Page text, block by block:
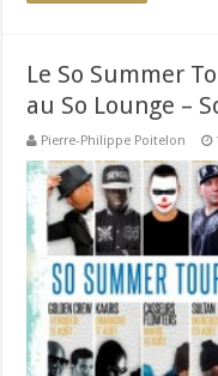
Le So Summer
au So Lounge –
Pierre-Philippe Poitelon